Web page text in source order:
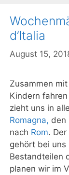
d’Italia
August 15,
Zusammen
Kindern
zieht uns in
Romagna, den
nach Rom.
gehört bei uns
Bestandteilen
planen wir im